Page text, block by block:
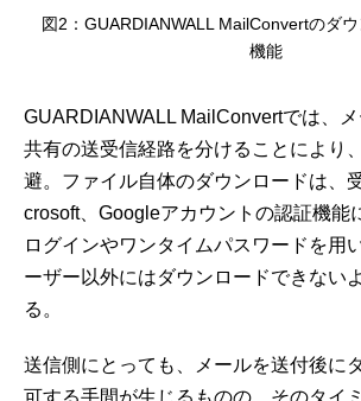
図2：GUARDIANWALL MailConvertのダ
機能
GUARDIANWALL MailConvertでは、
共有の送受信経路を分けることにより
避。ファイル自体のダウンロードは、
crosoft、Googleアカウントの認証機能
ログインやワンタイムパスワードを用
ーザー以外にはダウンロードできない
る。
送信側にとっても、メールを送付後に
可する手間が生じるものの、そのタイ